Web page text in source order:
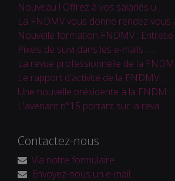
Nouveau ! Offrez à vos salariés u...
La FNDMV vous donne rendez-vous
Nouvelle formation FNDMV :
Pixels de suivi dans les e-mails : ...
La revue professionnelle de la
Le rapport d'activité de la FNDMV ...
Une nouvelle présidente à la FNDM...
L'avenant n°15 portant sur la reva...
Contactez-nous
Via notre formulaire
Envoyez-nous un e-mail